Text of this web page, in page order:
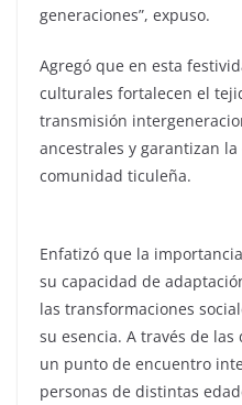
generaciones”, expuso.
Agregó que en esta
culturales fortalecen el
transmisión
ancestrales y garantizan
comunidad ticuleña.
Enfatizó que la
su capacidad de
las transformaciones
su esencia. A través de
un punto de encuentro
personas de distintas